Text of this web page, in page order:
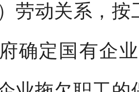
）劳动关系，
确定国有企